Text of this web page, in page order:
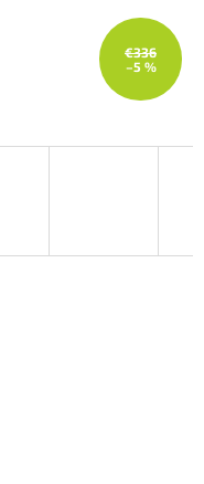
€336
–5 %